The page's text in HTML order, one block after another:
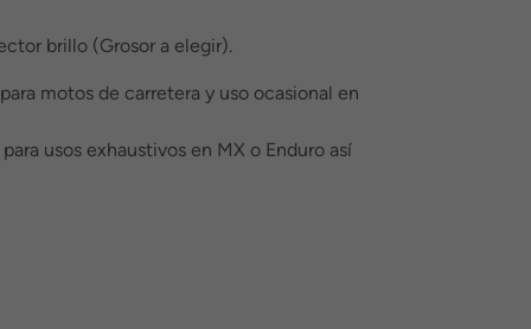
brillo (Grosor a elegir).
motos de carretera y uso ocasional en
usos exhaustivos en MX o Enduro así